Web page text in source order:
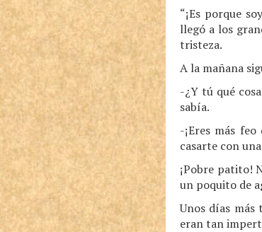
“¡Es porque
llegó a los
tristeza.
A la mañana
-¿Y tú qué
sabía.
-¡Eres más
casarte con
¡Pobre patito!
un poquito de
Unos días más
eran tan